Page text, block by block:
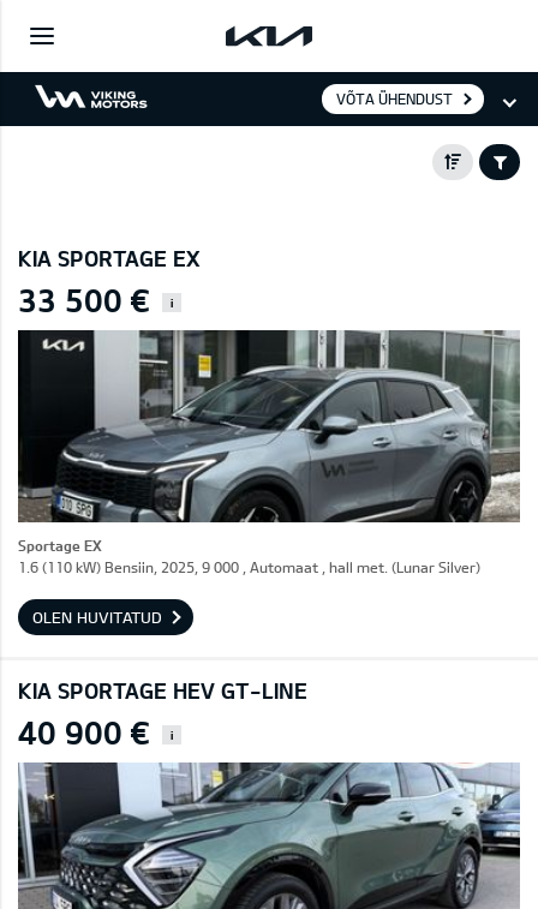
VÕTA ÜHENDUST
KIA SPORTAGE EX
33 500 € i
Sportage EX
1.6 (110 kW) Bensiin, 2025, 9 000 , Automaat , hall met. (Lunar Silver)
OLEN HUVITATUD
KIA SPORTAGE HEV GT-LINE
40 900 € i